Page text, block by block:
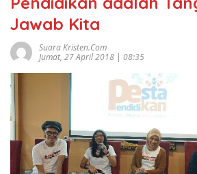
Jawab Kita
Suara Kristen.com
Jumat, 27 April 2018 | 08:35